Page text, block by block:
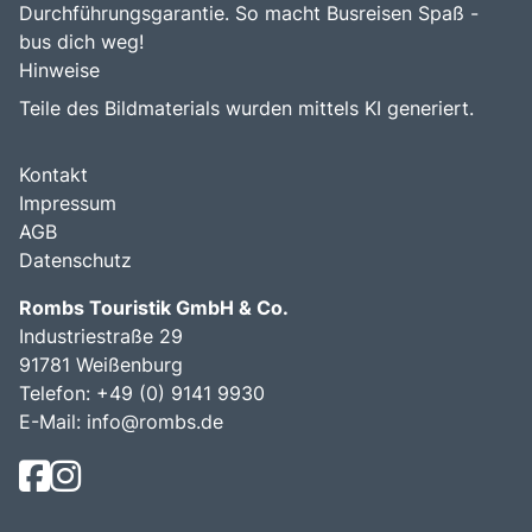
Durchführungsgarantie. So macht Busreisen Spaß -
bus dich weg!
Hinweise
Teile des Bildmaterials wurden mittels KI generiert.
Kontakt
Impressum
AGB
Datenschutz
Rombs Touristik GmbH & Co.
Industriestraße 29
91781 Weißenburg
Telefon: +49 (0) 9141 9930
E-Mail: info@rombs.de